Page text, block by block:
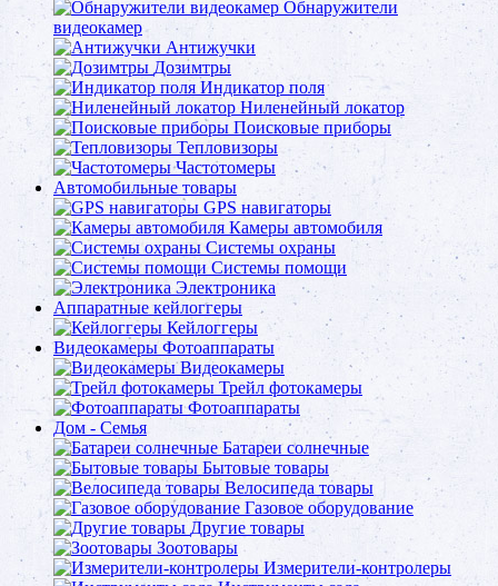
Обнаружители
видеокамер
Антижучки
Дозимтры
Индикатор поля
Ниленейный локатор
Поисковые приборы
Тепловизоры
Частотомеры
Автомобильные товары
GPS навигаторы
Камеры автомобиля
Системы охраны
Системы помощи
Электроника
Аппаратные кейлоггеры
Кейлоггеры
Видеокамеры Фотоаппараты
Видеокамеры
Трейл фотокамеры
Фотоаппараты
Дом - Семья
Батареи солнечные
Бытовые товары
Велосипеда товары
Газовое оборудование
Другие товары
Зоотовары
Измерители-контролеры